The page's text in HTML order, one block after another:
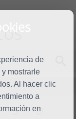
de
mostrarle
Al hacer clic
a
en
S D